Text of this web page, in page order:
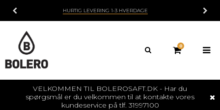
BOLERO ER SUKKERFRIT / NATURLIGE SMAGSSTOFFER
0
VELKOMMEN TIL BOLEROSAFT.DK - Har du
spørgsmål er du velkommen til at kontakte vores
kundeservice på tlf. 31997100